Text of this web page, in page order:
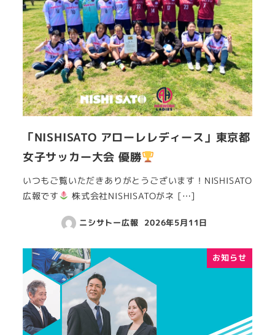
「NISHISATO アローレレディース」東京都
女子サッカー大会 優勝
いつもご覧いただきありがとうございます！NISHISATO
広報です
株式会社NISHISATOがネ […]
ニシサトー広報 2026年5月11日
お知らせ